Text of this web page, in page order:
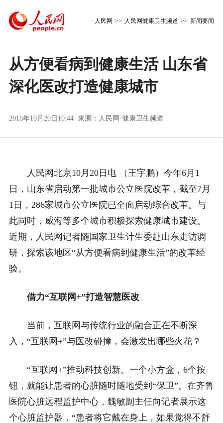
人民网 >> 人民网健康卫生频道 >> 新闻要闻
从方便看病到健康生活 山东省
深化医改打造健康城市
2016年10月20日10:44 来源： 人民网-健康卫生频道
人民网北京10月20日电 （王宇鹏）今年6月1
日，山东省启动第一批城市公立医院改革，截至7月
1日，286家城市公立医院已全面启动综合改革。与
此同时，威海等多个城市积极探索健康城市建设。
近期，人民网记者随国家卫生计生委赴山东走访调
研，探索该地区“从方便看病到健康生活”的改革经
验。
借力“互联网+”打造智慧医改
当前，互联网与传统行业的融合正在不断深
入，“互联网+”与医改碰撞，会激发出哪些火花？
“互联网+”推动科技创新。一个小方盒，6个按
钮，就能让患者的心脏随时随地受到“保卫”。在齐鲁
医院心脏远程监护中心，魏敏副主任向记者展示这
个心脏监护器，“患者将它戴在身上，如果觉得不舒